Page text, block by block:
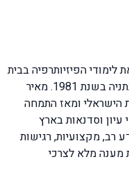
הפיזיותרפיה בבית
הספר לפיזיותרפיה שבמכון וינגייט ליד נתניה בשנת 1981. מאיר
ומאז התמחה
וסדנאות בארץ
רב, מקצועיות, רגישות
מענה מלא לצרכי